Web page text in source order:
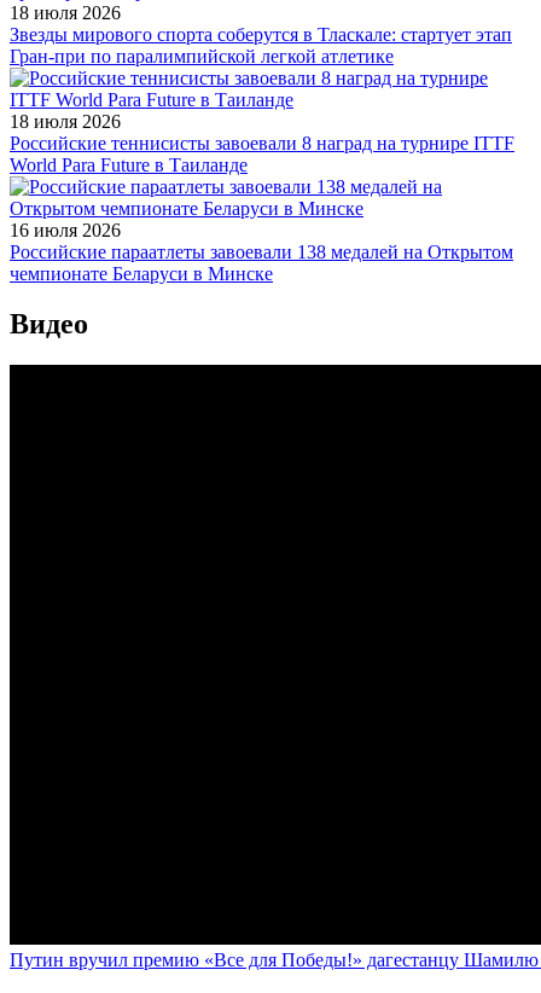
18 июля 2026
Звезды мирового спорта соберутся в Тласкале: стартует этап
Гран-при по паралимпийской легкой атлетике
18 июля 2026
Российские теннисисты завоевали 8 наград на турнире ITTF
World Para Future в Таиланде
16 июля 2026
Российские параатлеты завоевали 138 медалей на Открытом
чемпионате Беларуси в Минске
Видео
Путин вручил премию «Все для Победы!» дагестанцу Шамилю